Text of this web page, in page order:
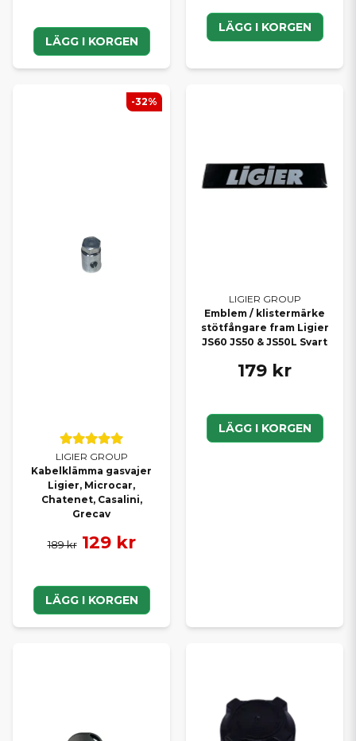
LÄGG I KORGEN
LÄGG I KORGEN
LIGIER GROUP
Kabelklämma gasvajer
Ligier, Microcar,
Chatenet, Casalini,
Grecav
189 kr 129 kr
LÄGG I KORGEN
-32%
LIGIER GROUP
Emblem / klistermärke
stötfångare fram Ligier
JS60 JS50 & JS50L Svart
179 kr
LÄGG I KORGEN